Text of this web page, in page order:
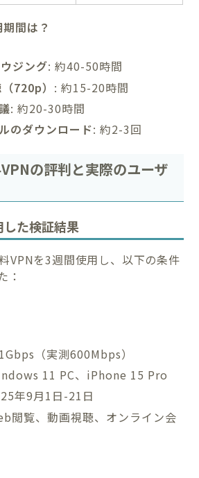
間は？
ジング: 約40-50時間
720p） : 約15-20時間
: 約20-30時間
のダウンロード: 約2-3回
の評判と実際のユーザ
た検証結果
VPNを3週間使用し、以下の条件
：
（実測600Mbps）
11 PC、iPhone 15 Pro
年9月1日-21日
閲覧、動画視聴、オンライン会